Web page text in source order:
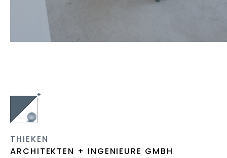
THIEKEN
ARCHITEKTEN + INGENIEURE GMBH